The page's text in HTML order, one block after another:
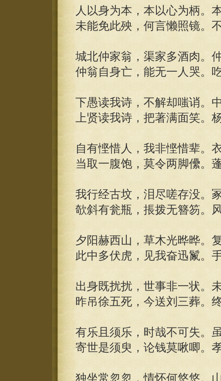
人以身为本，本以心为柄。
未能免此殃，何言懒照镜。
城北仲家翁，渠家多酒肉。
仲翁自身亡，能无一人哭。
下愚读我诗，不解却嗤诮。
上贤读我诗，把著满面笑。
自有悭惜人，我非悭惜辈。
当取一腹饱，莫令两脚儽。
我行经古坟，泪尽嗟存没。
欹斜有瓮瓶，掁拨无簪笏。
夕阳赫西山，草木光晔晔。
此中多伏虎，见我奋迅鬣。
出身既扰扰，世事非一状。
昨吊徐五死，今送刘三葬。
有乐且须乐，时哉不可失。
寄世是须臾，论钱莫啾唧。
独坐常忽忽，情怀何悠悠。